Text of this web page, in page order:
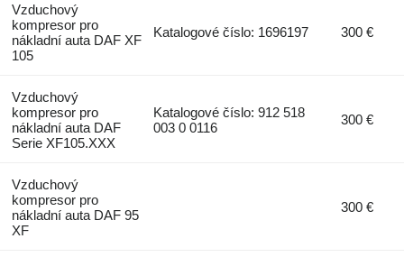
Vzduchový
kompresor pro
nákladní auta DAF XF
105
Katalogové číslo: 1696197 300 €
Vzduchový
kompresor pro
nákladní auta DAF
Serie XF105.XXX
Katalogové číslo: 912 518
003 0 0116
300 €
Vzduchový
kompresor pro
nákladní auta DAF 95
XF
300 €